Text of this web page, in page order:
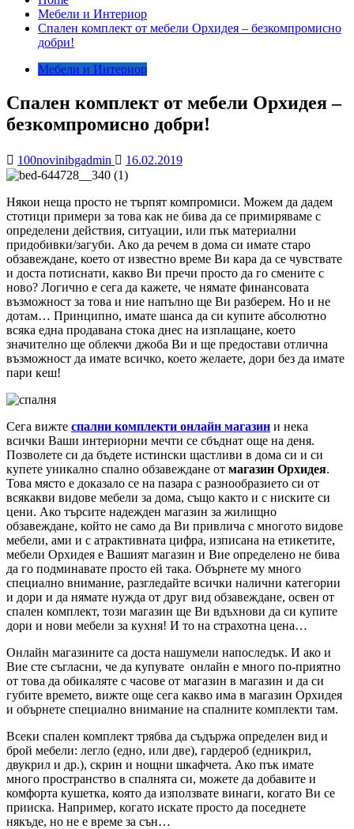
Мебели и Интериор
Спален комплект от мебели Орхидея – безкомпромисно
добри!
Мебели и Интериор
Спален комплект от мебели Орхидея –
безкомпромисно добри!
100novinibgadmin 16.02.2019
Някои неща просто не търпят компромиси. Можем да дадем
стотици примери за това как не бива да се примиряваме с
определени действия, ситуации, или пък материални
придобивки/загуби. Ако да речем в дома си имате старо
обзавеждане, което от известно време Ви кара да се чувствате
и доста потиснати, какво Ви пречи просто да го смените с
ново? Логично е сега да кажете, че нямате финансовата
възможност за това и ние напълно ще Ви разберем. Но и не
дотам… Принципно, имате шанса да си купите абсолютно
всяка една продавана стока днес на изплащане, което
значително ще облекчи джоба Ви и ще предостави отлична
възможност да имате всичко, което желаете, дори без да имате
пари кеш!
Сега вижте спални комплекти онлайн магазин и нека
всички Ваши интериорни мечти се сбъднат още на деня.
Позволете си да бъдете истински щастливи в дома си и си
купете уникално спално обзавеждане от магазин Орхидея.
Това място е доказало се на пазара с разнообразието си от
всякакви видове мебели за дома, също както и с ниските си
цени. Ако търсите надежден магазин за жилищно
обзавеждане, който не само да Ви привлича с многото видове
мебели, ами и с атрактивната цифра, изписана на етикетите,
мебели Орхидея е Вашият магазин и Вие определено не бива
да го подминавате просто ей така. Обърнете му много
специално внимание, разгледайте всички налични категории
и дори и да нямате нужда от друг вид обзавеждане, освен от
спален комплект, този магазин ще Ви вдъхнови да си купите
дори и нови мебели за кухня! И то на страхотна цена…
Онлайн магазините са доста нашумели напоследък. И ако и
Вие сте съгласни, че да купувате онлайн е много по-приятно
от това да обикаляте с часове от магазин в магазин и да си
губите времето, вижте още сега какво има в магазин Орхидея
и обърнете специално внимание на спалните комплекти там.
Всеки спален комплект трябва да съдържа определен вид и
брой мебели: легло (едно, или две), гардероб (едникрил,
двукрил и др.), скрин и нощни шкафчета. Ако пък имате
много пространство в спалнята си, можете да добавите и
комфорта кушетка, която да използвате винаги, когато Ви се
прииска. Например, когато искате просто да поседнете
някъде, но не е време за сън…